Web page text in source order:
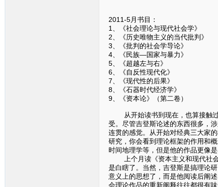
2011-5月书目：
1、《社会理论与现代社会
2、《历史唯物主义的当代
3、《批判的社会学导论
4、《民族—国家与暴力
5、《超越左与右》
6、《自反性现代化》
7、《现代性的后果》
8、《石器时代经济学
9、《资本论》（第二
从开始读书到现在，也算接触过
受。尽管吉登斯论述的东西很多，
连贯的感觉。从开始对经典三大家
研究，你会看到理论框架的作用和
时间地理学等，但是他的作品更像
上个月读《资本主义和现代社会
是白瞎了。当然，吉登斯是搞理论
意义上的思想了，而是他阅读后阐
会理论作品的重新阐释往往都很有